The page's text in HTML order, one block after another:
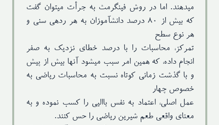
میدهند. اما در روش فینگرمث به جرأت میتوان گفت
که بیش از ۸۰ درصد دانشآموزان به هر ردهی سنی و
هر نوع سطح
تمرکز، محاسبات را با درصد خطای نزدیک به صفر
انجام داده، که همین امر سبب میشود آنها بیش از پیش
و با گذشت زمانی کوتاه نسبت به محاسبات ریاضی به
خصوص چهار
عمل اصلی، اعتماد به نفس باالیی را کسب نموده و به
معنای واقعی طعم شیرین ریاضی را حس کنند.